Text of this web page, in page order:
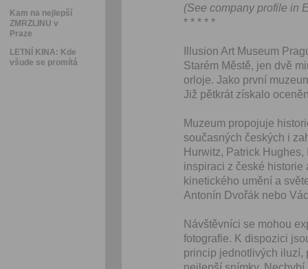
Kam na nejlepší
ZMRZLINU v
Praze
LETNÍ KINA: Kde
všude se promítá
(See company profile in
* * * * *
Illusion Art Museum
Starém Městě, jen dvě
orloje. Jako první
Již pětkrát získalo
Muzeum propojuje
současných českých i
Hurwitz, Patrick
inspiraci z české historie
kinetického umění a
Antonín Dvořák nebo
Návštěvníci se mohou
fotografie. K dispozici
princip jednotlivých iluzí,